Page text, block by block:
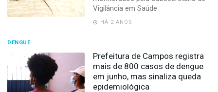
Vigilância em Saúde
HÁ 2 ANOS
DENGUE
Prefeitura de Campos registra
mais de 800 casos de dengue
em junho, mas sinaliza queda
epidemiológica